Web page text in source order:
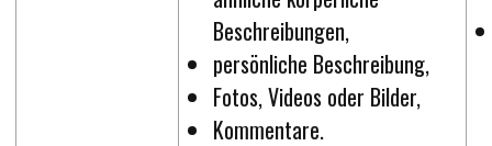
Beschreibungen,
persönliche Beschreibung,
Fotos, Videos oder Bilder,
Kommentare.